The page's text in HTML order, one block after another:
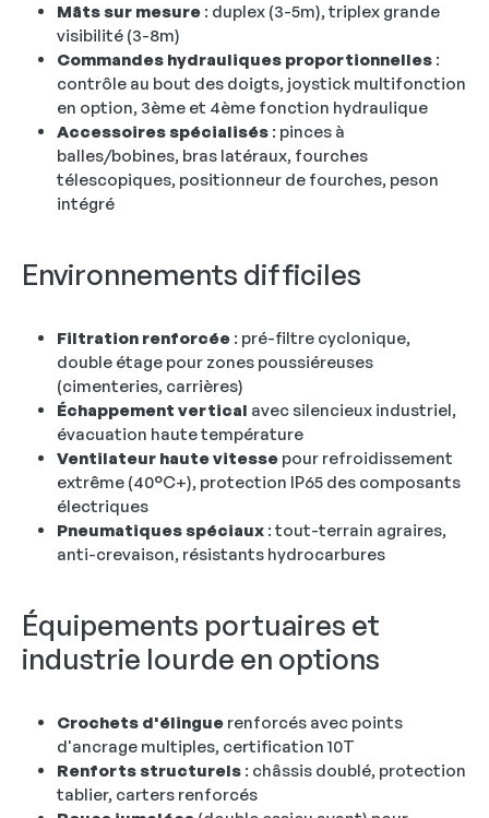
Mâts sur mesure : duplex (3-5m), triplex grande
visibilité (3-8m)
Commandes hydrauliques proportionnelles :
contrôle au bout des doigts, joystick multifonction
en option, 3ème et 4ème fonction hydraulique
Accessoires spécialisés : pinces à
balles/bobines, bras latéraux, fourches
télescopiques, positionneur de fourches, peson
intégré
Environnements difficiles
Filtration renforcée : pré-filtre cyclonique,
double étage pour zones poussiéreuses
(cimenteries, carrières)
Échappement vertical avec silencieux industriel,
évacuation haute température
Ventilateur haute vitesse pour refroidissement
extrême (40°C+), protection IP65 des composants
électriques
Pneumatiques spéciaux : tout-terrain agraires,
anti-crevaison, résistants hydrocarbures
Équipements portuaires et
industrie lourde en options
Crochets d'élingue renforcés avec points
d'ancrage multiples, certification 10T
Renforts structurels : châssis doublé, protection
tablier, carters renforcés